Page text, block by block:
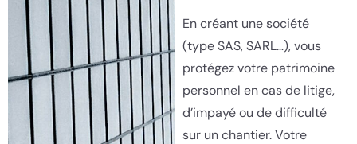
En créant une société
(type SAS, SARL…), vous
protégez votre patrimoine
personnel en cas de litige,
d’impayé ou de difficulté
sur un chantier. Votre